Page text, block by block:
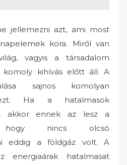
jellemezni azt, ami most
kora. Miről van
vagyis a társadalom
komoly kihívás előtt áll. A
sajnos komolyan
Ha a hatalmasok
akkor ennek az lesz a
hogy nincs olcsó
eddig a földgáz volt. A
energiaárak hatalmasat